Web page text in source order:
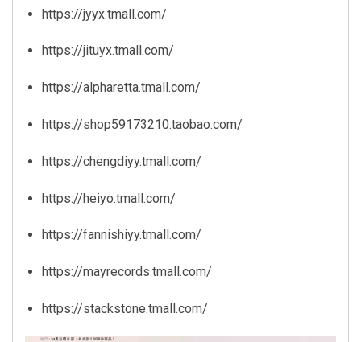
https://jyyx.tmall.com/
https://jituyx.tmall.com/
https://alpharetta.tmall.com/
https://shop59173210.taobao.com/
https://chengdiyy.tmall.com/
https://heiyo.tmall.com/
https://fannishiyy.tmall.com/
https://mayrecords.tmall.com/
https://stackstone.tmall.com/